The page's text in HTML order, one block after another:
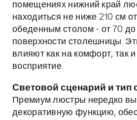
помещениях нижний край
находиться не ниже 210 см
обеденным столом - от 70 до
поверхности столешницы.
влияют как на комфорт, так
восприятие.
Световой сценарий и тип
Премиум люстры нередко
декоративную функцию,